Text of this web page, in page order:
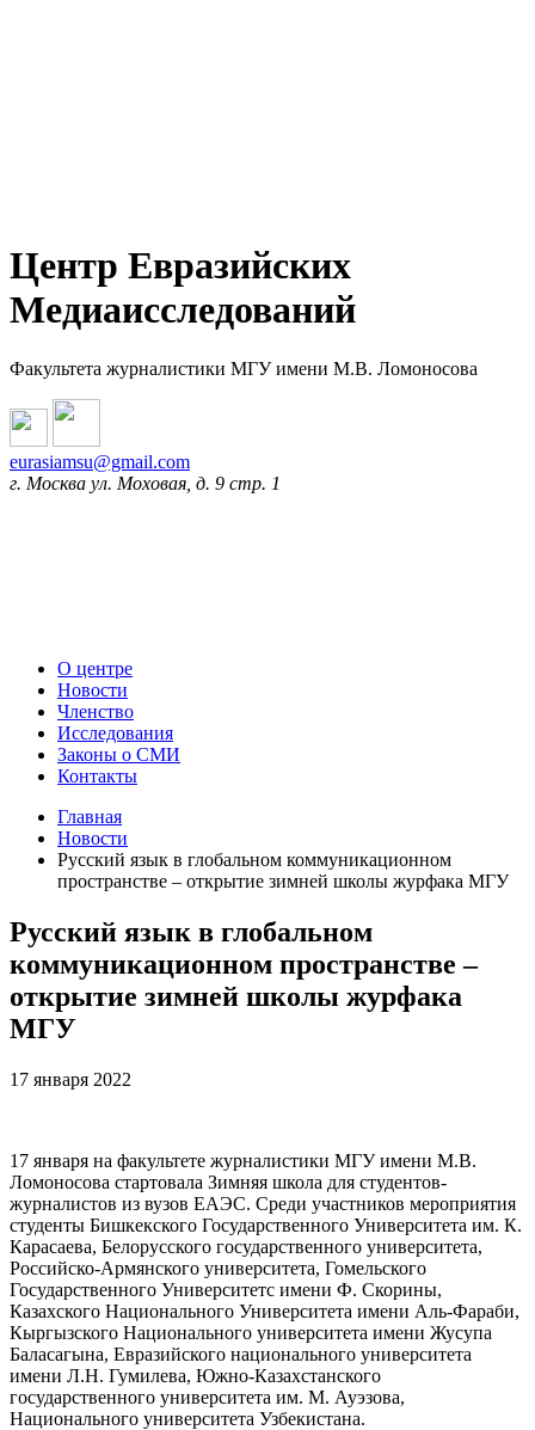
Центр Евразийских
Медиаисследований
Факультета журналистики МГУ имени М.В. Ломоносова
eurasiamsu@gmail.com
г. Москва ул. Моховая, д. 9 стр. 1
О центре
Новости
Членство
Исследования
Законы о СМИ
Контакты
Главная
Новости
Русский язык в глобальном коммуникационном
пространстве – открытие зимней школы журфака МГУ
Русский язык в глобальном
коммуникационном пространстве –
открытие зимней школы журфака
МГУ
17 января 2022
17 января на факультете журналистики МГУ имени М.В.
Ломоносова стартовала Зимняя школа для студентов-
журналистов из вузов ЕАЭС. Среди участников мероприятия
студенты Бишкекского Государственного Университета им. К.
Карасаева, Белорусского государственного университета,
Российско-Армянского университета, Гомельского
Государственного Университетс имени Ф. Скорины,
Казахского Национального Университета имени Аль-Фараби,
Кыргызского Национального университета имени Жусупа
Баласагына, Евразийского национального университета
имени Л.Н. Гумилева, Южно-Казахстанского
государственного университета им. М. Ауэзова,
Национального университета Узбекистана.